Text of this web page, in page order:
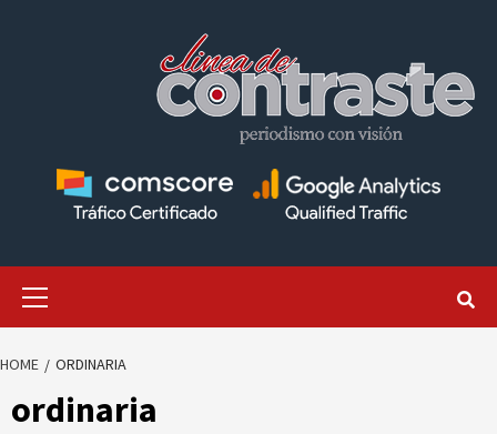
HOME ORDINARIA
ordinaria